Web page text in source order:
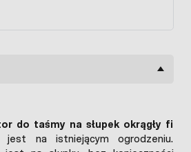
do taśmy na słupek okrągły fi
jest na istniejącym ogrodzeniu.